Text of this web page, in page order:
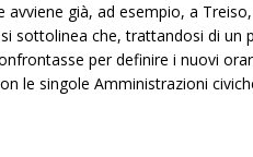
già, ad esempio, a
sottolinea che, trattandosi di
per definire i nuovi
le singole Amministrazioni